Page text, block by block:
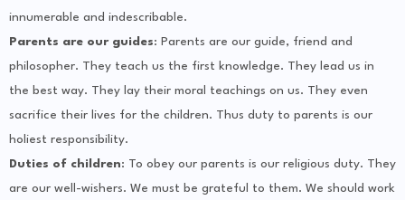
innumerable and indescribable.
Parents are our guides: Parents are our guide, friend and
philosopher. They teach us the first knowledge. They lead us in
the best way. They lay their moral teachings on us. They even
sacrifice their lives for the children. Thus duty to parents is our
holiest responsibility.
Duties of children: To obey our parents is our religious duty. They
are our well-wishers. We must be grateful to them. We should work